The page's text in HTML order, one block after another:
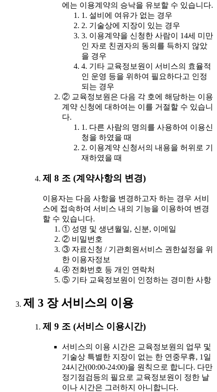
에는 이용계약의 승낙을 유보할 수 있습니다.
1. 설비에 여유가 없는 경우
2. 기술상에 지장이 있는 경우
3. 이용계약을 신청한 사람이 14세 미만
인 자로 친권자의 동의를 득하지 않았
을 경우
4. 기타 교육정보원이 서비스의 효율적
인 운영 등을 위하여 필요하다고 인정
되는 경우
② 교육정보원은 다음 각 호에 해당하는 이용
계약 신청에 대하여는 이를 거절할 수 있습니
다.
1. 다른 사람의 명의를 사용하여 이용신
청을 하였을 때
2. 이용계약 신청서의 내용을 허위로 기
재하였을 때
제 8 조 (계약사항의 변경)
이용자는 다음 사항을 변경하고자 하는 경우 서비
스에 접속하여 서비스 내의 기능을 이용하여 변경
할 수 있습니다.
① 성명 및 생년월일, 신분, 이메일
② 비밀번호
③ 자료신청 / 기관회원서비스 권한설정을 위
한 이용자정보
④ 전화번호 등 개인 연락처
⑤ 기타 교육정보원이 인정하는 경미한 사항
제 3 장 서비스의 이용
제 9 조 (서비스 이용시간)
서비스의 이용 시간은 교육정보원의 업무 및
기술상 특별한 지장이 없는 한 연중무휴, 1일
24시간(00:00-24:00)을 원칙으로 합니다. 다만
정기점검등의 필요로 교육정보원이 정한 날
이나 시간은 그러하지 아니합니다.